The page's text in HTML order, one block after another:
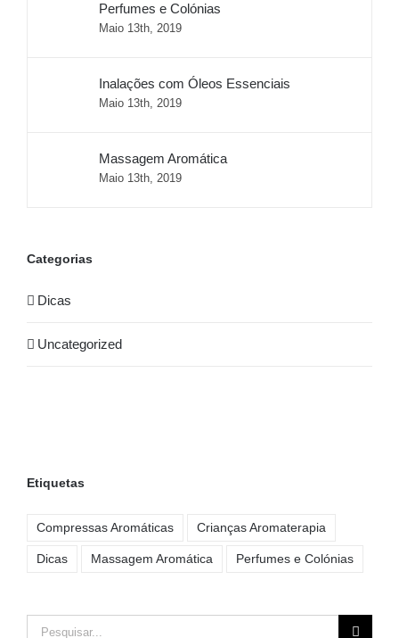
Perfumes e Colónias
Maio 13th, 2019
Inalações com Óleos Essenciais
Maio 13th, 2019
Massagem Aromática
Maio 13th, 2019
Categorias
Dicas
Uncategorized
Etiquetas
Compressas Aromáticas Crianças Aromaterapia
Dicas Massagem Aromática Perfumes e Colónias
Pesquisar